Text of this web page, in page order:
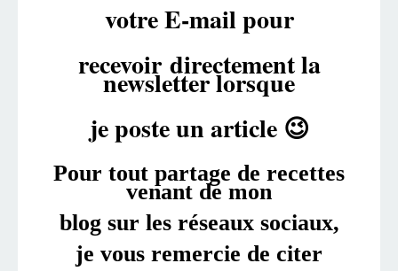
votre E-mail pour
recevoir directement la
newsletter lorsque
je poste un article 😉
Pour tout partage de recettes
venant de mon
blog sur les réseaux sociaux,
je vous remercie de citer